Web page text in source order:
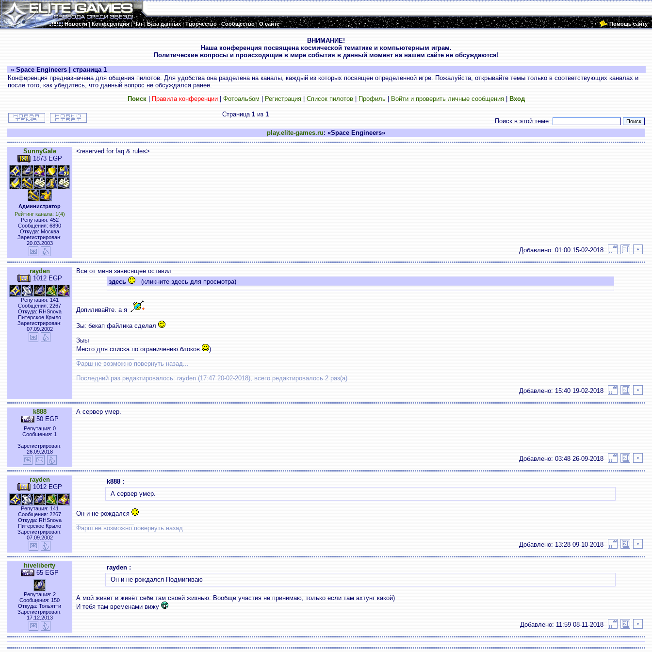
Новости|Конференция|Чат|База данных|Творчество|Сообщество|О сайте Помощь сайту
ВНИМАНИЕ!
Наша конференция посвящена космической тематике и компьютерным играм.
Политические вопросы и происходящие в мире события в данный момент на нашем сайте не обсуждаются!
» Space Engineers | страница 1
Конференция предназначена для общения пилотов. Для удобства она разделена на каналы, каждый из которых посвящен определенной игре. Пожалуйста, открывайте темы только в соответствующих каналах и
после того, как убедитесь, что данный вопрос не обсуждался ранее.
Поиск| Правила конференции| Фотоальбом Регистрация| Список пилотов| Профиль| Войти и проверить личные сообщения| Вход
Страница 1 из 1
Поиск в этой теме:
play.elite-games.ru: «Space Engineers»
SunnyGale
1873 EGP
Администратор
Рейтинг канала: 1(4)
Репутация: 452
Сообщения: 6890
Откуда: Москва
Зарегистрирован:
20.03.2003
<reserved for faq & rules>
Добавлено: 01:00 15-02-2018
rayden
1012 EGP
Репутация: 141
Сообщения: 2267
Откуда: RHSnova
Питерское Крыло
Зарегистрирован:
07.09.2002
Все от меня зависящее оставил
здесь
(кликните здесь для просмотра)
Допиливайте. а я
Зы: бекап файлика сделал
Зыы
Место для списка по ограничению блоков
)
Фарш не возможно повернуть назад...
Последний раз редактировалось: rayden (17:47 20-02-2018), всего редактировалось 2 раз(а)
Добавлено: 15:40 19-02-2018
k888
50 EGP
Репутация: 0
Сообщения: 1
Зарегистрирован:
26.09.2018
А сервер умер.
Добавлено: 03:48 26-09-2018
rayden
1012 EGP
Репутация: 141
Сообщения: 2267
Откуда: RHSnova
Питерское Крыло
Зарегистрирован:
07.09.2002
k888 :
А сервер умер.
Он и не рождался
Фарш не возможно повернуть назад...
Добавлено: 13:28 09-10-2018
hiveliberty
65 EGP
Репутация: 2
Сообщения: 150
Откуда: Тольятти
Зарегистрирован:
17.12.2013
rayden :
Он и не рождался Подмигиваю
А мой живёт и живёт себе там своей жизнью. Вообще участия не принимаю, только если там ахтунг какой)
И тебя там временами вижу
Добавлено: 11:59 08-11-2018